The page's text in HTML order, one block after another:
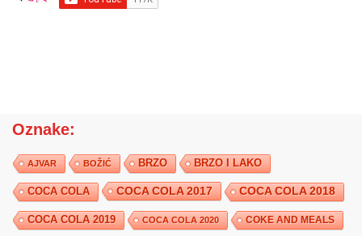
Oznake:
AJVAR BOŽIĆ BRZO BRZO I LAKO
COCA COLA COCA COLA 2017 COCA COLA 2018
COCA COLA 2019 COCA COLA 2020 COKE AND MEALS